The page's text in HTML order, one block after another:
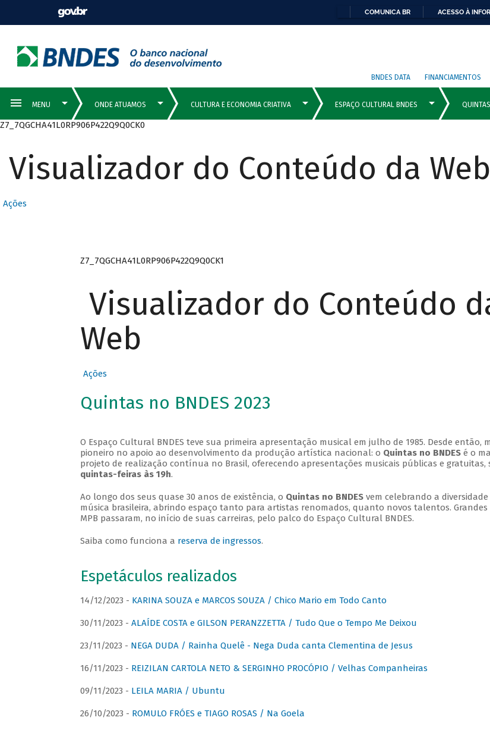
COMUNICA BR ACESSO À
BNDES DATA FINANCIAMENTOS
Z7_7QGCHA41L0RP906P422Q9Q0CK0
Visualizador do Conteúdo da Web
Ações
Z7_7QGCHA41L0RP906P422Q9Q0CK1
Visualizador do Conteúdo
Web
Ações
Quintas no BNDES 2023
O Espaço Cultural BNDES teve sua primeira apresentação musical em julho de 1985. Desde então,
pioneiro no apoio ao desenvolvimento da produção artística nacional: o Quintas no BNDESé o
projeto de realização contínua no Brasil, oferecendo apresentações musicais públicas e gratuitas,
quintas-feiras às 19h.
Ao longo dos seus quase 30 anos de existência, o Quintas no BNDESvem celebrando a
música brasileira, abrindo espaço tanto para artistas renomados, quanto novos talentos. Grandes
MPB passaram, no início de suas carreiras, pelo palco do Espaço Cultural BNDES.
Saiba como funciona a reserva de ingressos.
Espetáculos realizados
14/12/2023 - KARINA SOUZA e MARCOS SOUZA / Chico Mario em Todo Canto
30/11/2023 - ALAÍDE COSTA e GILSON PERANZZETTA / Tudo Que o Tempo Me Deixou
23/11/2023 - NEGA DUDA / Rainha Quelê - Nega Duda canta Clementina de Jesus
16/11/2023 - REIZILAN CARTOLA NETO & SERGINHO PROCÓPIO / Velhas Companheiras
09/11/2023 - LEILA MARIA / Ubuntu
26/10/2023 - ROMULO FRÓES e TIAGO ROSAS / Na Goela